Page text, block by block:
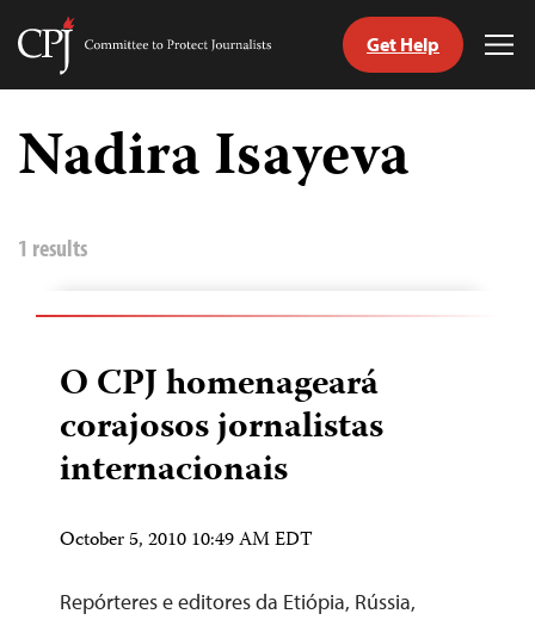
Skip
content
Committee
Journalists
Get Help
Nadira Isayeva
1 results
O CPJ homenageará
corajosos jornalistas
internacionais
October 5, 2010 10:49 AM EDT
Repórteres e editores da Etiópia, Rússia,